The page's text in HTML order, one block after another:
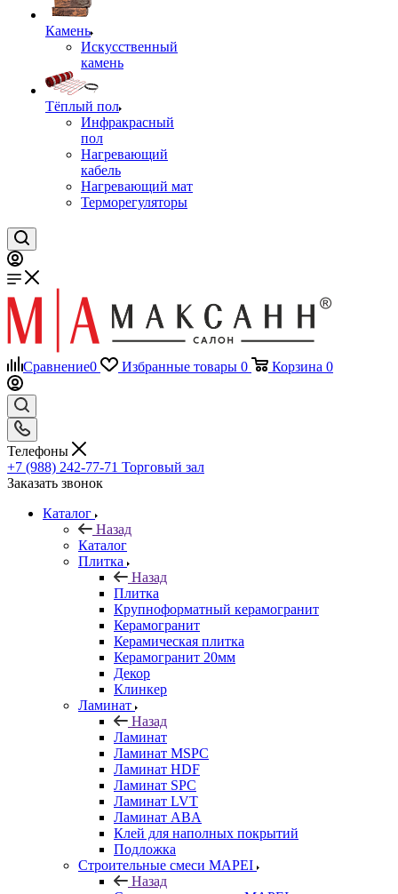
Камень
Искусственный
камень
Тёплый пол
Инфракрасный
пол
Нагревающий
кабель
Нагревающий мат
Терморегуляторы
Сравнение0 Избранные товары 0 Корзина 0
Телефоны
+7 (988) 242-77-71 Торговый зал
Заказать звонок
Каталог
Назад
Каталог
Плитка
Назад
Плитка
Крупноформатный керамогранит
Керамогранит
Керамическая плитка
Керамогранит 20мм
Декор
Клинкер
Ламинат
Назад
Ламинат
Ламинат MSPC
Ламинат HDF
Ламинат SPC
Ламинат LVT
Ламинат ABA
Клей для наполных покрытий
Подложка
Строительные смеси MAPEI
Назад